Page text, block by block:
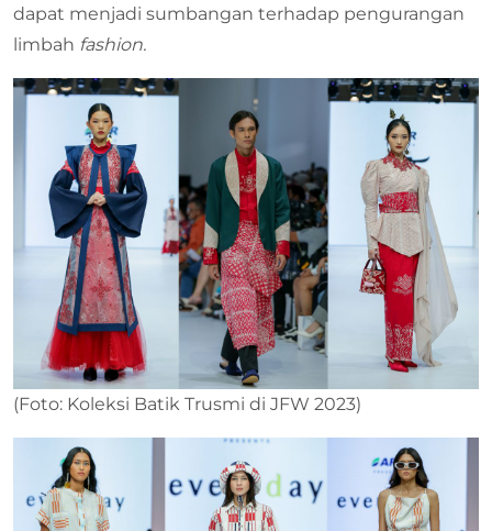
dapat menjadi sumbangan terhadap pengurangan
limbah fashion.
(Foto: Koleksi Batik Trusmi di JFW 2023)